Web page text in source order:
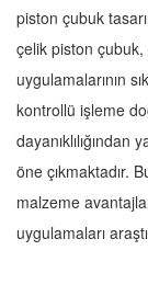
piston çubuk
çelik piston çubuk,
uygulamalarının
kontrollü işleme
öne çıkmaktadır.
malzeme
uygulamaları